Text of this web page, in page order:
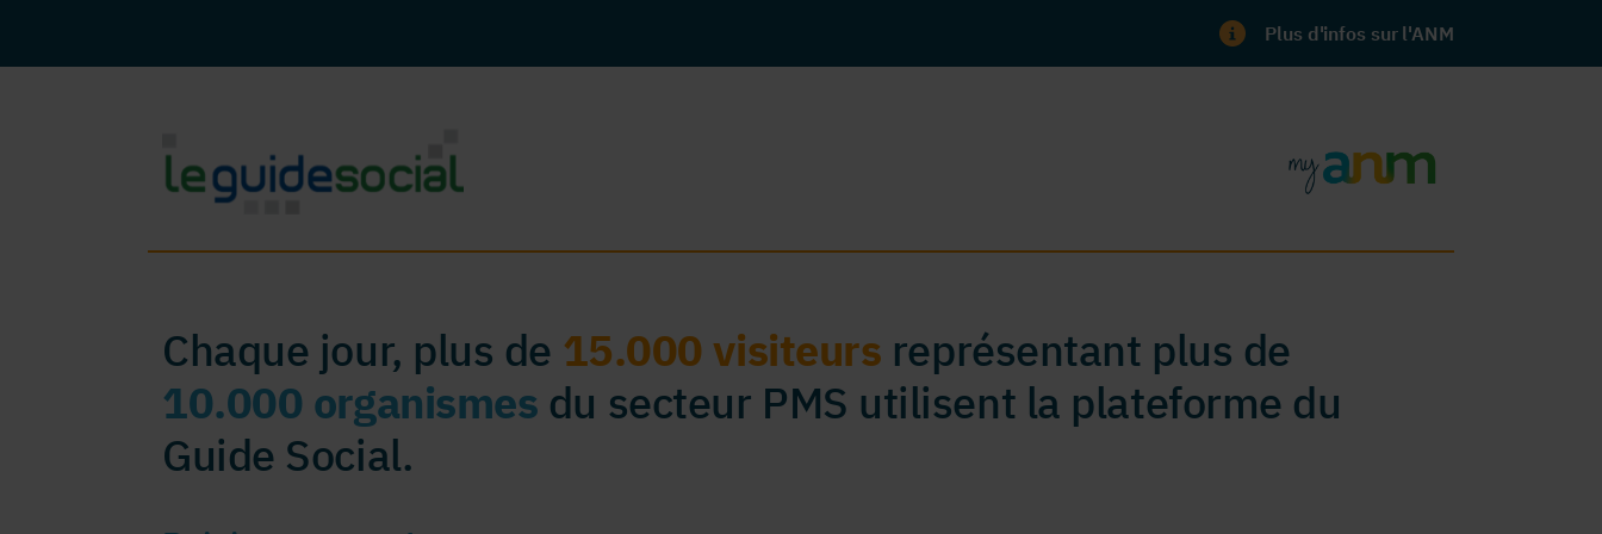
Plus d'infos sur l'ANM
Chaque jour, plus de 15.000 visiteurs représentant plus de
10.000 organismes du secteur PMS utilisent la plateforme du
Guide Social.